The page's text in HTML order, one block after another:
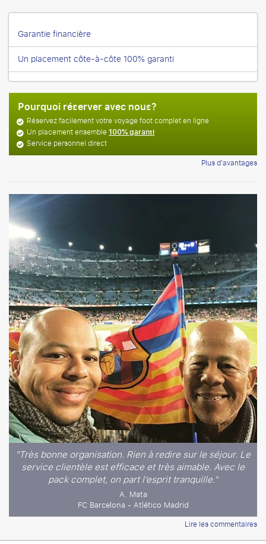
Garantie financière
Un placement côte-à-côte 100% garanti
Pourquoi réserver avec nous?
Réservez facilement votre voyage foot complet en ligne
Un placement ensemble100% garanti
Service personnel direct
Plus d'avantages
"Très bonne organisation. Rien à redire sur le séjour. Le
service clientèle est efficace et très aimable. Avec le
pack complet, on part l’esprit tranquille."
A. Mata
FC Barcelona - Atlético Madrid
Lire les commentaires